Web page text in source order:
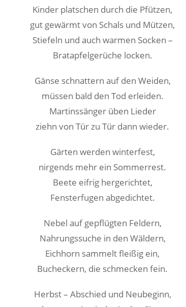
Kinder platschen durch die Pfützen,
gut gewärmt von Schals und Mützen,
Stiefeln und auch warmen Socken –
Bratapfelgerüche locken.
Gänse schnattern auf den Weiden,
müssen bald den Tod erleiden.
Martinssänger üben Lieder
ziehn von Tür zu Tür dann wieder.
Gärten werden winterfest,
nirgends mehr ein Sommerrest.
Beete eifrig hergerichtet,
Fensterfugen abgedichtet.
Nebel auf gepflügten Feldern,
Nahrungssuche in den Wäldern,
Eichhorn sammelt fleißig ein,
Bucheckern, die schmecken fein.
Herbst – Abschied und Neubeginn,